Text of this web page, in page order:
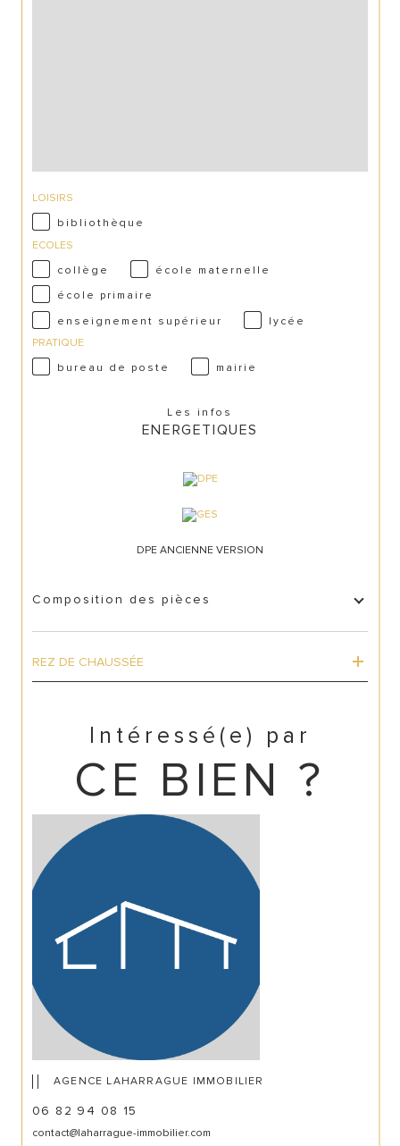
LOISIRS
bibliothèque
ECOLES
collège
école maternelle
école primaire
enseignement supérieur
lycée
PRATIQUE
bureau de poste
mairie
Les infos
ENERGETIQUES
DPE ANCIENNE VERSION
Composition des pièces
REZ DE CHAUSSÉE
Intéressé(e) par
CE BIEN ?
AGENCE LAHARRAGUE IMMOBILIER
06 82 94 08 15
contact@laharrague-immobilier.com